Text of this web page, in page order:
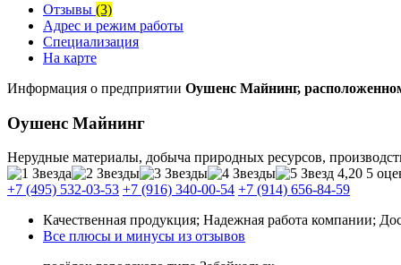
Отзывы (3)
Адрес и режим работы
Специализация
На карте
Информация о предприятии Оушенс Майнинг, расположенном
Оушенс Майнинг
Нерудные материалы, добыча природных ресурсов,
4,20 5
+7 (495) 532-03-53 +7 (916) 340-00-54 +7 (914) 656-84-59
Качественная продукция; Надежная работа компании;
Все плюсы и минусы из отзывов